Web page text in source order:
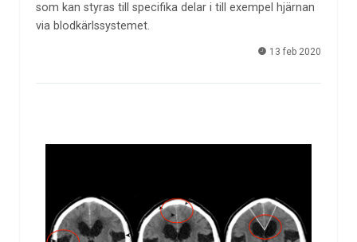
som kan styras till specifika delar i till exempel hjärnan
via blodkärlssystemet.
13 feb 2020